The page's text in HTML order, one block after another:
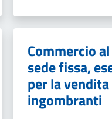
Commercio
sede fissa,
per la
ingombranti